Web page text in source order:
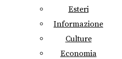
Esteri
Informazione
Culture
Economia